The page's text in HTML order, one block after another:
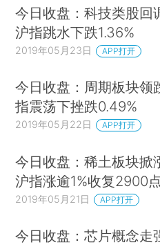
今日收盘：科技类股回
沪指跳水下跌1.36%
2019年05月23日 APP打开
今日收盘：周期板块领
指震荡下挫跌0.49%
2019年05月22日 APP打开
今日收盘：稀土板块掀
沪指涨逾1%收复2900点
2019年05月21日 APP打开
今日收盘：芯片概念走